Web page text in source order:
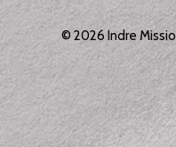
© 2026Indre